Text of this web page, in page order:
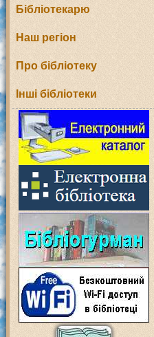
Бібліотекарю
Наш регіон
Про бібліотеку
Інші бібліотеки